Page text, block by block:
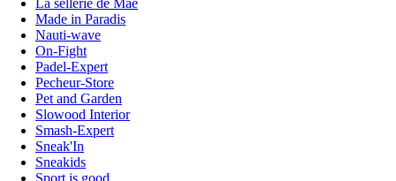
La sellerie de Maé
Made in Paradis
Nauti-wave
On-Fight
Padel-Expert
Pecheur-Store
Pet and Garden
Slowood Interior
Smash-Expert
Sneak'In
Sneakids